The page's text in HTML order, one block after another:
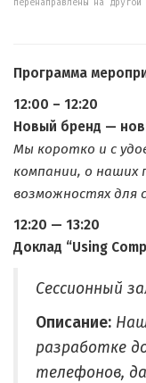
перенаправлены на
Программа
12:00 – 12:20
Новый бренд —
Мы коротко и с
компании, о наших
возможностях для
12:20 — 13:20
Доклад “Using
Сессионный
Описание:
разработке
телефонов,